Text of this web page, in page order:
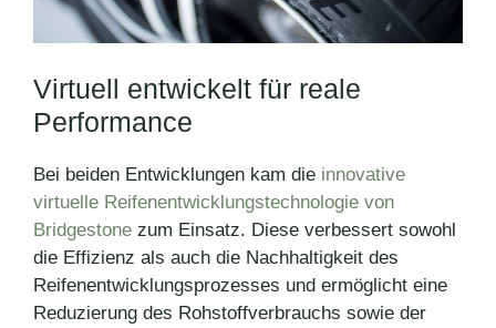
Virtuell entwickelt für reale
Performance
Bei beiden Entwicklungen kam die innovative
virtuelle Reifenentwicklungstechnologie von
Bridgestone zum Einsatz. Diese verbessert sowohl
die Effizienz als auch die Nachhaltigkeit des
Reifenentwicklungsprozesses und ermöglicht eine
Reduzierung des Rohstoffverbrauchs sowie der